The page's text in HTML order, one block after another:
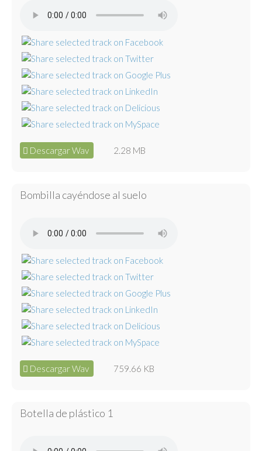
Descargar Wav 2.28 MB
Bombilla cayéndose al suelo
Descargar Wav 759.66 KB
Botella de plástico 1